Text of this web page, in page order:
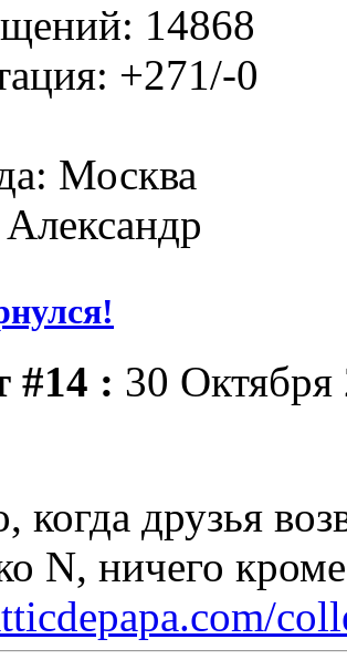
14868
+271/-0
Москва
#14 : 30
когда друзья
N, ничего